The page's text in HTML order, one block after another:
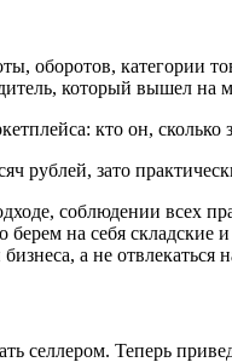
оборотов,
который вышел
рублей, зато
соблюдении всех
на себя
а не отвлекаться
селлером. Теперь